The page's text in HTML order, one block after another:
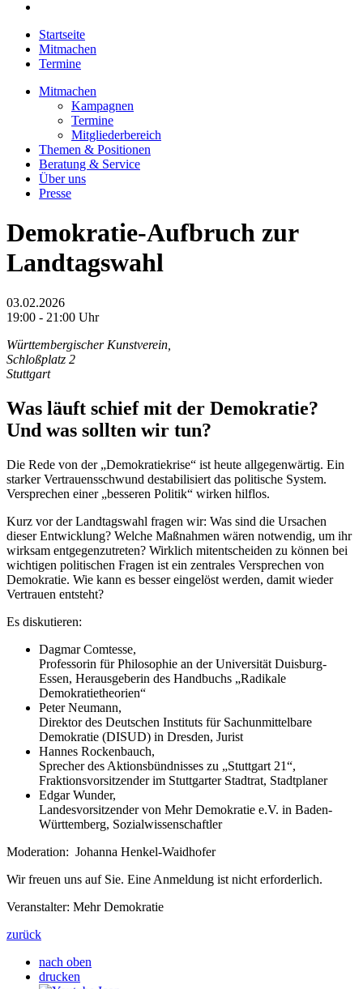
Startseite
Mitmachen
Termine
Mitmachen
Kampagnen
Termine
Mitgliederbereich
Themen & Positionen
Beratung & Service
Über uns
Presse
Demokratie-Aufbruch zur
Landtagswahl
03.02.2026
19:00 - 21:00 Uhr
Württembergischer Kunstverein,
Schloßplatz 2
Stuttgart
Was läuft schief mit der Demokratie?
Und was sollten wir tun?
Die Rede von der „Demokratiekrise“ ist heute allgegenwärtig. Ein
starker Vertrauensschwund destabilisiert das politische System.
Versprechen einer „besseren Politik“ wirken hilflos.
Kurz vor der Landtagswahl fragen wir: Was sind die Ursachen
dieser Entwicklung? Welche Maßnahmen wären notwendig, um ihr
wirksam entgegenzutreten? Wirklich mitentscheiden zu können bei
wichtigen politischen Fragen ist ein zentrales Versprechen von
Demokratie. Wie kann es besser eingelöst werden, damit wieder
Vertrauen entsteht?
Es diskutieren:
Dagmar Comtesse,
Professorin für Philosophie an der Universität Duisburg-
Essen, Herausgeberin des Handbuchs „Radikale
Demokratietheorien“
Peter Neumann,
Direktor des Deutschen Instituts für Sachunmittelbare
Demokratie (DISUD) in Dresden, Jurist
Hannes Rockenbauch,
Sprecher des Aktionsbündnisses zu „Stuttgart 21“,
Fraktionsvorsitzender im Stuttgarter Stadtrat, Stadtplaner
Edgar Wunder,
Landesvorsitzender von Mehr Demokratie e.V. in Baden-
Württemberg, Sozialwissenschaftler
Moderation: Johanna Henkel-Waidhofer
Wir freuen uns auf Sie. Eine Anmeldung ist nicht erforderlich.
Veranstalter: Mehr Demokratie
zurück
nach oben
drucken